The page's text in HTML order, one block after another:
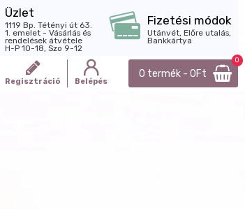
Üzlet
1119 Bp. Tétényi út 63.
1. emelet - Vásárlás és
rendelések átvétele
H-P 10-18, Szo 9-12
Fizetési módok
Utánvét, Előre utalás,
Bankkártya
Regisztráció Belépés
0 termék - 0Ft
0